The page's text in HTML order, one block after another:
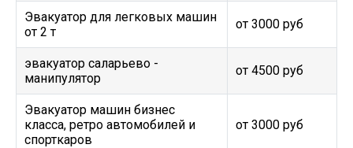
Эвакуатор для легковых машин
от 2 т
от 3000 руб
эвакуатор саларьево -
манипулятор
от 4500 руб
Эвакуатор машин бизнес
класса, ретро автомобилей и
спорткаров
от 3000 руб